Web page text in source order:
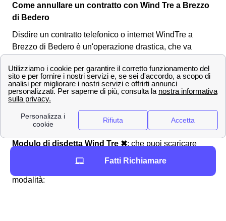
Come annullare un contratto con Wind Tre a Brezzo
di Bedero
Disdire un contratto telefonico o internet WindTre a
Brezzo di Bedero è un'operazione drastica, che va
che renda impossibile perpetrare nella continuazione
del contratto di connessione alla rete Wind Tre a Brezzo
di Bedero. Per eseguire la disdetta, o recesso, Wind Tre
propria volontà di disdire il contratto. Questa volontà si
esprime tramite la compilazione e la spedizione del:
Modulo di disdetta Wind Tre ✖: che puoi scaricare
nell'area clienti del sito web. Il modulo può essere
modalità:
Fatti Richiamare